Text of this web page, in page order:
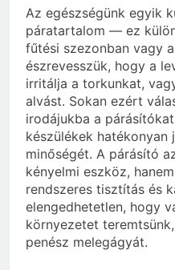
Az egészségünk egyik
páratartalom — ez
fűtési szezonban vagy
észrevesszük, hogy a
irritálja a torkunkat,
alvást. Sokan ezért
irodájukba a
készülékek hatékonyan
minőségét. A párásító
kényelmi eszköz,
rendszeres tisztítás és
elengedhetetlen, hogy
környezetet
penész melegágyát.